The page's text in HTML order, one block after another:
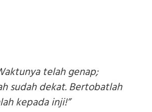
telah genap;
sudah dekat. Bertobatlah
kepada inji!”